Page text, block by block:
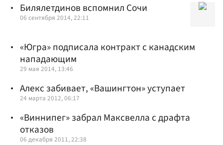
Билялетдинов вспомнил Сочи
06 сентября 2014, 22:11
«Югра» подписала контракт с канадским
нападающим
29 мая 2014, 13:46
Алекс забивает, «Вашингтон» уступает
24 марта 2012, 06:17
«Виннипег» забрал Максвелла с драфта
отказов
06 декабря 2011, 22:38